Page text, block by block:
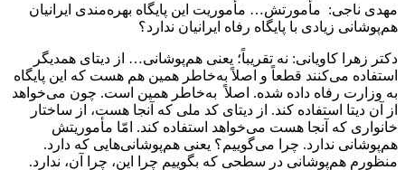
مهدی ناجی: مأمورتش… مأموریت این پایگاه بهره‌مندی ایرانیان
هم‌پوشانی زیادی با پایگاه رفاه ایرانیان ندارد؟
دکتر زهرا کاویانی: نه تقریباً؛ یعنی هم‌پوشانی… از دیتای همدیگر
استفاده می‌کنند قطعاً و اصلاً به‌خاطر همین هم هست که این پایگاه
به وزارت رفاه داده شده. اصلاً به‌خاطر همین است. چون می‌خواهد
از آن دیتا استفاده کند. از دیتای کد ملی که آنجا هست، از ساختار
خانواری که آنجا هست می‌خواهد استفاده کند. امّا مأموریتش
هم‌پوشانی ندارد. چرا می‌گوییم؟ یعنی هم‌پوشانی‌هایی که دارد.
منظورم هم‌پوشانی در سطحی که بگوییم چرا این، چرا آن، ندارد.